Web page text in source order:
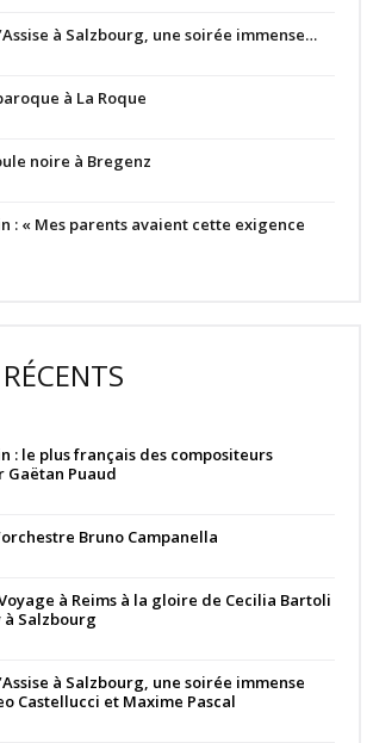
à Salzbourg, une soirée immense…
à La Roque
noire à Bregenz
: « Mes parents avaient cette exigence
: le plus français des compositeurs
Puaud
Bruno Campanella
à Reims à la gloire de Cecilia Bartoli
à Salzbourg
à Salzbourg, une soirée immense
Castellucci et Maxime Pascal